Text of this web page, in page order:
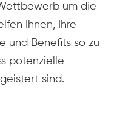
um die
Ihnen, Ihre
und Benefits so zu
potenzielle
sind.